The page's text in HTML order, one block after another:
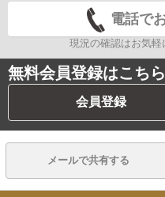
電話で
現況の確認はお気軽
無料会員登録はこちら
会員登録
メールで共有する